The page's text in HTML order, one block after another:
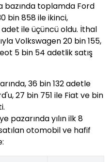
toplamda Ford
bin 858 ile ikinci,
ile üçüncü oldu. İthal
Volkswagen 20 bin 155,
5 bin 54 adetlik satış
36 bin 132 adetle
27 bin 751 ile Fiat ve bin
pazarında yılın ilk 8
otomobil ve hafif